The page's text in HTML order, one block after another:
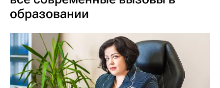
образовании